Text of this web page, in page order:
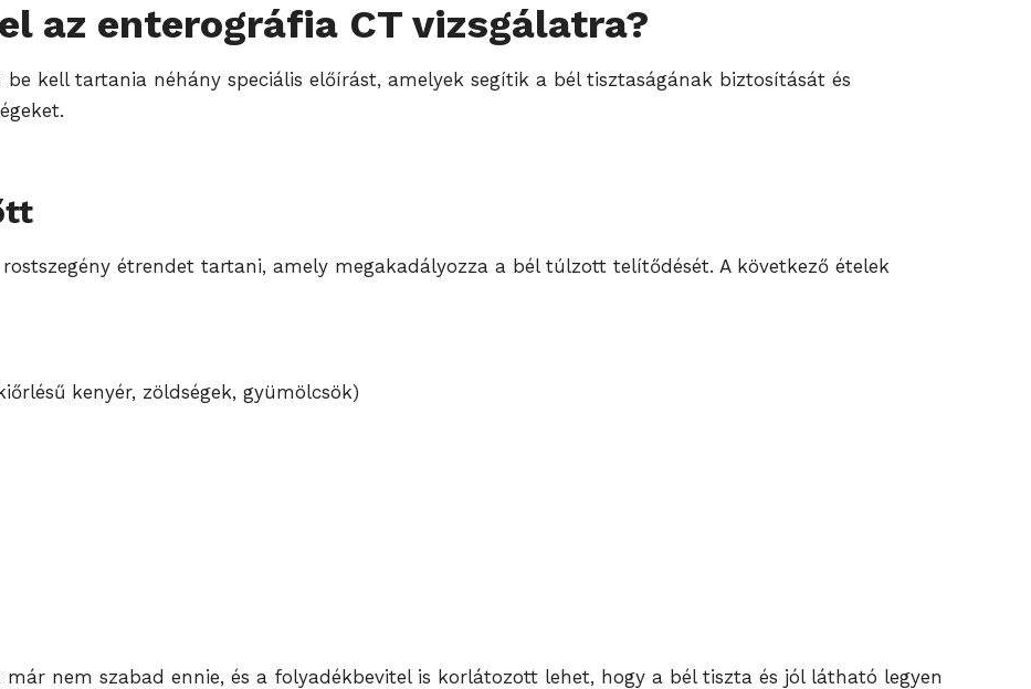
az enterográfia CT vizsgálatra?
kell tartania néhány speciális előírást, amelyek segítik a bél tisztaságának biztosítását és
étrendet tartani, amely megakadályozza a bél túlzott telítődését. A következő ételek
kenyér, zöldségek, gyümölcsök)
nem szabad ennie, és a folyadékbevitel is korlátozott lehet, hogy a bél tiszta és jól látható legyen